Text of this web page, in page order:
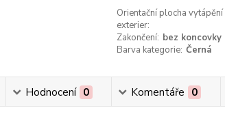
Orientační plocha vytápění
exterier:
Zakončení: bez koncovky
Barva kategorie: Černá
Hodnocení 0 Komentáře 0